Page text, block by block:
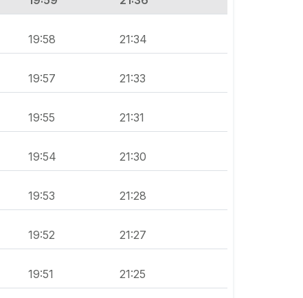
19:58 21:34
19:57 21:33
19:55 21:31
19:54 21:30
19:53 21:28
19:52 21:27
19:51 21:25